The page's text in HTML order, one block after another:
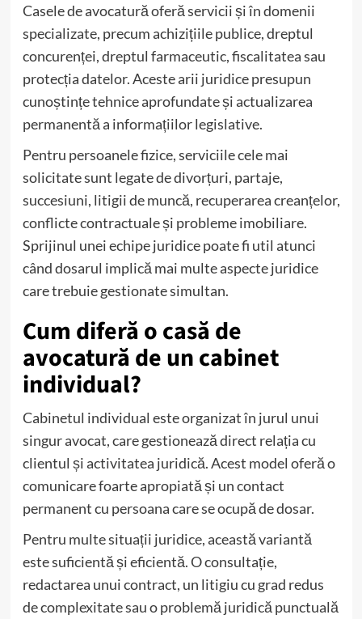
Casele de avocatură oferă servicii și în domenii
specializate, precum achizițiile publice, dreptul
concurenței, dreptul farmaceutic, fiscalitatea sau
protecția datelor. Aceste arii juridice presupun
cunoștințe tehnice aprofundate și actualizarea
permanentă a informațiilor legislative.
Pentru persoanele fizice, serviciile cele mai
solicitate sunt legate de divorțuri, partaje,
succesiuni, litigii de muncă, recuperarea creanțelor,
conflicte contractuale și probleme imobiliare.
Sprijinul unei echipe juridice poate fi util atunci
când dosarul implică mai multe aspecte juridice
care trebuie gestionate simultan.
Cum diferă o casă de
avocatură de un cabinet
individual?
Cabinetul individual este organizat în jurul unui
singur avocat, care gestionează direct relația cu
clientul și activitatea juridică. Acest model oferă o
comunicare foarte apropiată și un contact
permanent cu persoana care se ocupă de dosar.
Pentru multe situații juridice, această variantă
este suficientă și eficientă. O consultație,
redactarea unui contract, un litigiu cu grad redus
de complexitate sau o problemă juridică punctuală